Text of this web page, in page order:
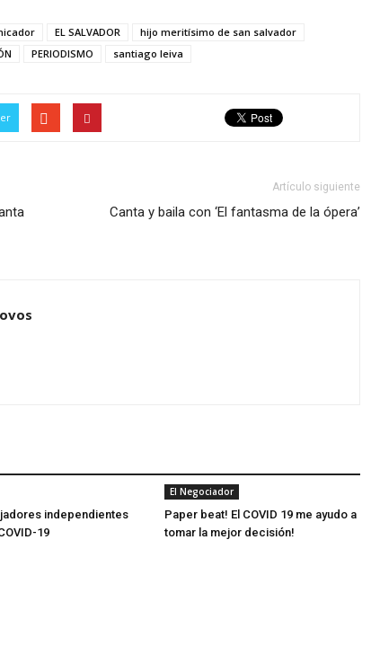
EL SALVADOR
hijo meritísimo de san salvador
PERIODISMO santiago leiva
Artículo siguiente
Canta y baila con ‘El fantasma de la ópera’
independientes
19
El Negociador
Paper beat! El COVID 19 me ayudo a
tomar la mejor decisión!